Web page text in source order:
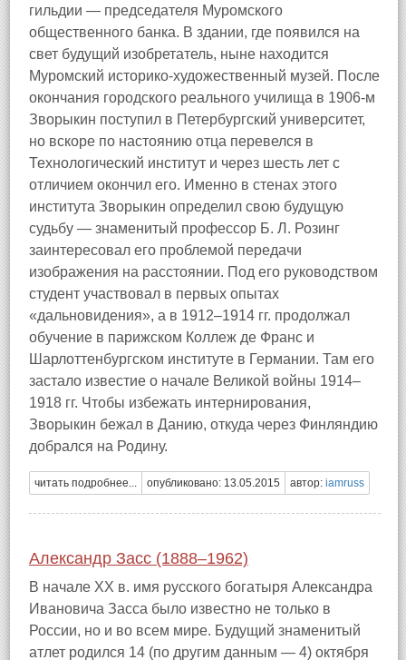
гильдии — председателя Муромского
общественного банка. В здании, где появился на
свет будущий изобретатель, ныне находится
Муромский историко-художественный музей. После
окончания городского реального училища в 1906-м
Зворыкин поступил в Петербургский университет,
но вскоре по настоянию отца перевелся в
Технологический институт и через шесть лет с
отличием окончил его. Именно в стенах этого
института Зворыкин определил свою будущую
судьбу — знаменитый профессор Б. Л. Розинг
заинтересовал его проблемой передачи
изображения на расстоянии. Под его руководством
студент участвовал в первых опытах
«дальновидения», а в 1912–1914 гг. продолжал
обучение в парижском Коллеж де Франс и
Шарлоттенбургском институте в Германии. Там его
застало известие о начале Великой войны 1914–
1918 гг. Чтобы избежать интернирования,
Зворыкин бежал в Данию, откуда через Финляндию
добрался на Родину.
читать подробнее... опубликовано: 13.05.2015 автор: iamruss
Александр Засс (1888–1962)
В начале ХХ в. имя русского богатыря Александра
Ивановича Засса было известно не только в
России, но и во всем мире. Будущий знаменитый
атлет родился 14 (по другим данным — 4) октября